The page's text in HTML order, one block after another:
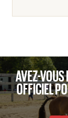
AVEZ-VOUS
OFFICIEL